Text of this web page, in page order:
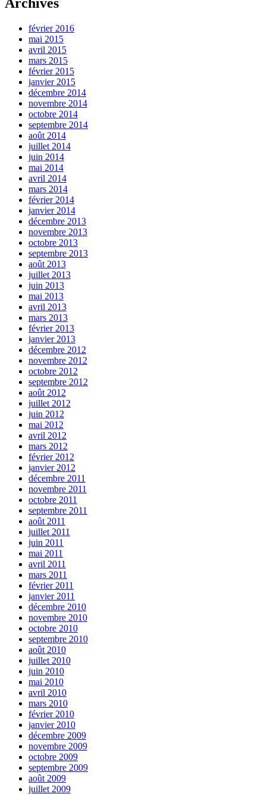
février 2016
mai 2015
avril 2015
mars 2015
février 2015
janvier 2015
décembre 2014
novembre 2014
octobre 2014
septembre 2014
août 2014
juillet 2014
juin 2014
mai 2014
avril 2014
mars 2014
février 2014
janvier 2014
décembre 2013
novembre 2013
octobre 2013
septembre 2013
août 2013
juillet 2013
juin 2013
mai 2013
avril 2013
mars 2013
février 2013
janvier 2013
décembre 2012
novembre 2012
octobre 2012
septembre 2012
août 2012
juillet 2012
juin 2012
mai 2012
avril 2012
mars 2012
février 2012
janvier 2012
décembre 2011
novembre 2011
octobre 2011
septembre 2011
août 2011
juillet 2011
juin 2011
mai 2011
avril 2011
mars 2011
février 2011
janvier 2011
décembre 2010
novembre 2010
octobre 2010
septembre 2010
août 2010
juillet 2010
juin 2010
mai 2010
avril 2010
mars 2010
février 2010
janvier 2010
décembre 2009
novembre 2009
octobre 2009
septembre 2009
août 2009
juillet 2009